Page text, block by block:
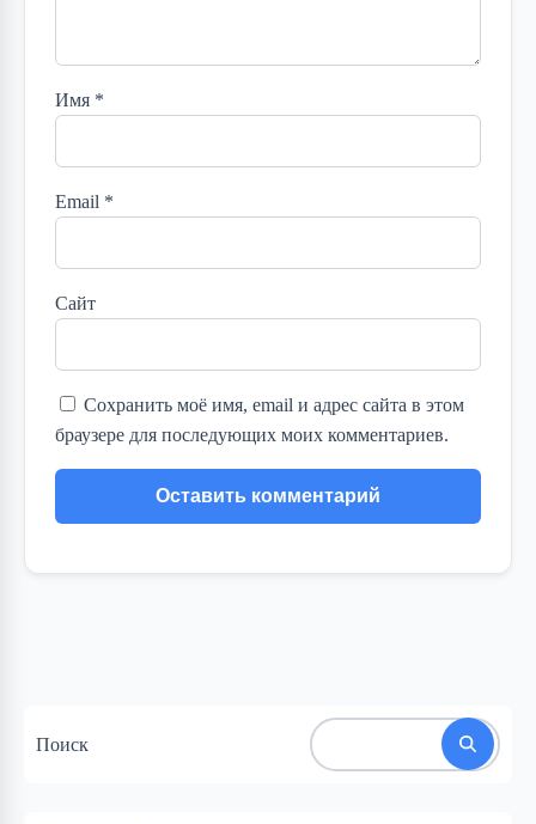
Имя *
Email *
Сайт
Сохранить моё имя, email и адрес сайта в этом
браузере для последующих моих комментариев.
Поиск